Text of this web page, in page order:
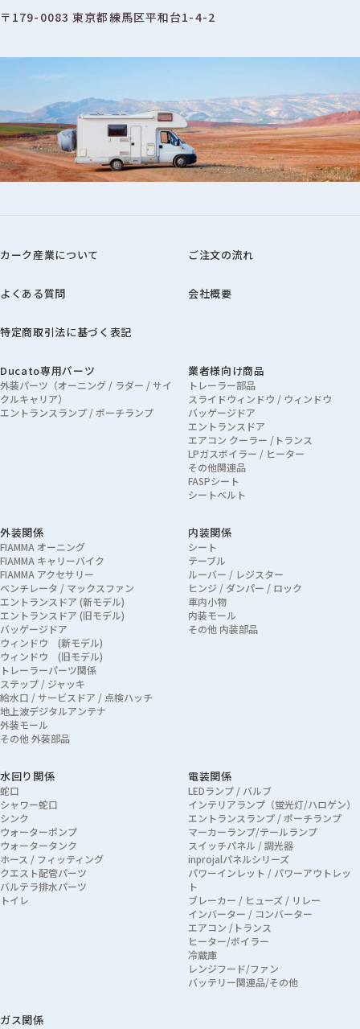
〒179-0083 東京都練馬区平和台1-4-2
カーク産業について ご注文の流れ
よくある質問 会社概要
特定商取引法に基づく表記
Ducato専用パーツ
外装パーツ（オーニング / ラダー / サイ
クルキャリア）
エントランスランプ / ポーチランプ
業者様向け商品
トレーラー部品
スライドウィンドウ / ウィンドウ
バッゲージドア
エントランスドア
エアコン クーラー /トランス
LPガスボイラー / ヒーター
その他関連品
FASPシート
シートベルト
外装関係
FIAMMA オーニング
FIAMMA キャリーバイク
FIAMMA アクセサリー
ベンチレータ / マックスファン
エントランスドア (新モデル)
エントランスドア (旧モデル)
バッゲージドア
ウィンドウ (新モデル)
ウィンドウ (旧モデル)
トレーラーパーツ関係
ステップ / ジャッキ
給水口 / サービスドア / 点検ハッチ
地上波デジタルアンテナ
外装モール
その他 外装部品
内装関係
シート
テーブル
ルーバー / レジスター
ヒンジ / ダンパー / ロック
車内小物
内装モール
その他 内装部品
水回り関係
蛇口
シャワー蛇口
シンク
ウォーターポンプ
ウォータータンク
ホース / フィッティング
クエスト配管パーツ
バルテラ排水パーツ
トイレ
電装関係
LEDランプ / バルブ
インテリアランプ（蛍光灯/ハロゲン）
エントランスランプ / ポーチランプ
マーカーランプ/テールランプ
スイッチパネル / 調光器
inprojalパネルシリーズ
パワーインレット / パワーアウトレッ
ト
ブレーカー / ヒューズ / リレー
インバーター / コンバーター
エアコン /トランス
ヒーター/ボイラー
冷蔵庫
レンジフード/ファン
バッテリー関連品/その他
ガス関係